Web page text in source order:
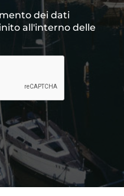
dei dati
all'interno delle